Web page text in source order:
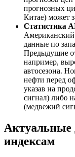
прогнозных
Китае) может
Статистика
Американский
данные по
Предыдущие
например,
автосезона.
нефти перед
указав на
сигнал) либо
(медвежий
индексам